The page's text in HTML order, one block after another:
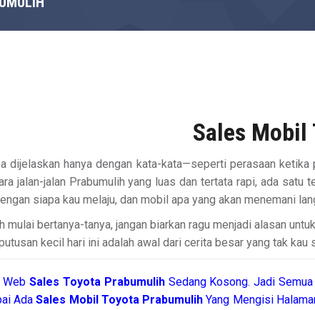
Sales Mobil
dijelaskan hanya dengan kata-kata—seperti perasaan
jalan-jalan Prabumulih yang luas dan tertata rapi, ada
siapa kau melaju, dan mobil apa yang akan menemani
mulai bertanya-tanya, jangan biarkan ragu menjadi alasan
kecil hari ini adalah awal dari cerita besar yang tak kau
WebSales Toyota Prabumulih Sedang Kosong. Jadi
AdaSales Mobil Toyota PrabumulihYang Mengisi